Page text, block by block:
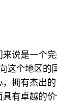
说是一个
个地区的
拥有杰出的
有卓越的价